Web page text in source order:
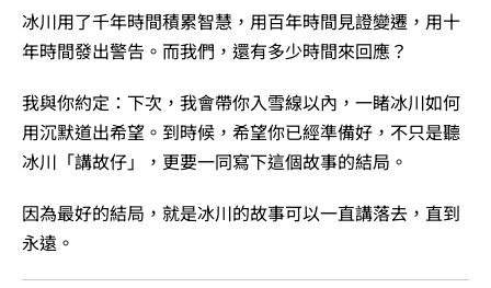
冰川用了千年時間積累智慧，用百年時間見證變遷，用十
年時間發出警告。而我們，還有多少時間來回應？
我與你約定：下次，我會帶你入雪線以內，一睹冰川如何
用沉默道出希望。到時候，希望你已經準備好，不只是聽
冰川「講故仔」，更要一同寫下這個故事的結局。
因為最好的結局，就是冰川的故事可以一直講落去，直到
永遠。